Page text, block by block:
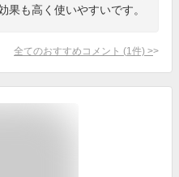
果も高く使いやすいです。
全てのおすすめコメント (1 件) >